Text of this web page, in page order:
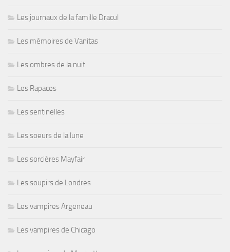
Les journaux de la famille Dracul
Les mémoires de Vanitas
Les ombres de la nuit
Les Rapaces
Les sentinelles
Les soeurs de la lune
Les sorcières Mayfair
Les soupirs de Londres
Les vampires Argeneau
Les vampires de Chicago